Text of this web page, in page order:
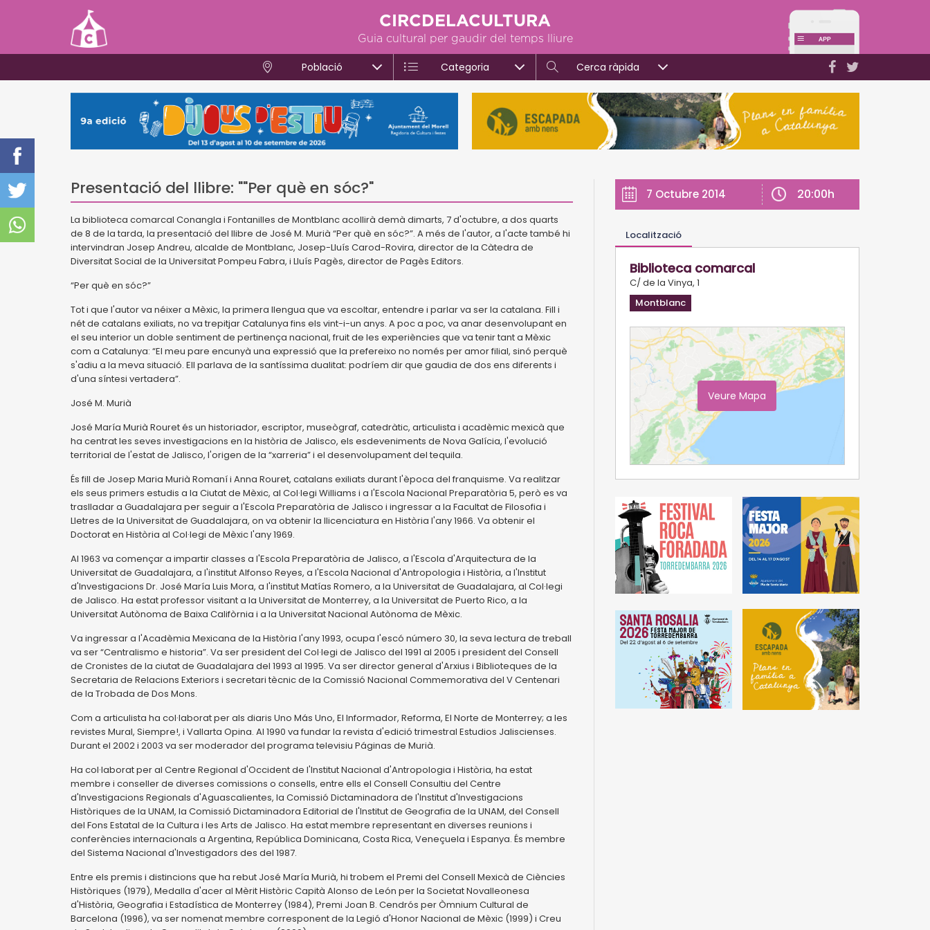
CIRCDELACULTURA
Guia cultural per gaudir del temps lliure
Població Categoria Cerca ràpida
Presentació del llibre: ""Per què en sóc?"
La biblioteca comarcal Conangla i Fontanilles de Montblanc acollirà demà dimarts, 7 d'octubre, a dos quarts
de 8 de la tarda, la presentació del llibre de José M. Murià “Per què en sóc?”. A més de l'autor, a l'acte també hi
intervindran Josep Andreu, alcalde de Montblanc, Josep-Lluís Carod-Rovira, director de la Càtedra de
Diversitat Social de la Universitat Pompeu Fabra, i Lluís Pagès, director de Pagès Editors.
“Per què en sóc?”
Tot i que l'autor va néixer a Mèxic, la primera llengua que va escoltar, entendre i parlar va ser la catalana. Fill i
nét de catalans exiliats, no va trepitjar Catalunya fins els vint-i-un anys. A poc a poc, va anar desenvolupant en
el seu interior un doble sentiment de pertinença nacional, fruit de les experiències que va tenir tant a Mèxic
com a Catalunya: “El meu pare encunyà una expressió que la prefereixo no només per amor filial, sinó perquè
s'adiu a la meva situació. Ell parlava de la santíssima dualitat: podríem dir que gaudia de dos ens diferents i
d'una síntesi vertadera”.
José M. Murià
José María Murià Rouret és un historiador, escriptor, museògraf, catedràtic, articulista i acadèmic mexicà que
ha centrat les seves investigacions en la història de Jalisco, els esdeveniments de Nova Galícia, l'evolució
territorial de l'estat de Jalisco, l'origen de la “xarreria” i el desenvolupament del tequila.
És fill de Josep Maria Murià Romaní i Anna Rouret, catalans exiliats durant l'època del franquisme. Va realitzar
els seus primers estudis a la Ciutat de Mèxic, al Col·legi Williams i a l'Escola Nacional Preparatòria 5, però es va
traslladar a Guadalajara per seguir a l'Escola Preparatòria de Jalisco i ingressar a la Facultat de Filosofia i
Lletres de la Universitat de Guadalajara, on va obtenir la llicenciatura en Història l'any 1966. Va obtenir el
Doctorat en Història al Col·legi de Mèxic l'any 1969.
Al 1963 va començar a impartir classes a l'Escola Preparatòria de Jalisco, a l'Escola d'Arquitectura de la
Universitat de Guadalajara, a l'institut Alfonso Reyes, a l'Escola Nacional d'Antropologia i Història, a l'Institut
d'Investigacions Dr. José María Luis Mora, a l'institut Matías Romero, a la Universitat de Guadalajara, al Col·legi
de Jalisco. Ha estat professor visitant a la Universitat de Monterrey, a la Universitat de Puerto Rico, a la
Universitat Autònoma de Baixa Califòrnia i a la Universitat Nacional Autònoma de Mèxic.
Va ingressar a l'Acadèmia Mexicana de la Història l'any 1993, ocupa l'escó número 30, la seva lectura de treball
va ser “Centralismo e historia”. Va ser president del Col·legi de Jalisco del 1991 al 2005 i president del Consell
de Cronistes de la ciutat de Guadalajara del 1993 al 1995. Va ser director general d'Arxius i Biblioteques de la
Secretaria de Relacions Exteriors i secretari tècnic de la Comissió Nacional Commemorativa del V Centenari
de la Trobada de Dos Mons.
Com a articulista ha col·laborat per als diaris Uno Más Uno, El Informador, Reforma, El Norte de Monterrey; a les
revistes Mural, Siempre!, i Vallarta Opina. Al 1990 va fundar la revista d'edició trimestral Estudios Jaliscienses.
Durant el 2002 i 2003 va ser moderador del programa televisiu Páginas de Murià.
Ha col·laborat per al Centre Regional d'Occident de l'Institut Nacional d'Antropologia i Història, ha estat
membre i conseller de diverses comissions o consells, entre ells el Consell Consultiu del Centre
d'Investigacions Regionals d'Aguascalientes, la Comissió Dictaminadora de l'Institut d'Investigacions
Històriques de la UNAM, la Comissió Dictaminadora Editorial de l'Institut de Geografia de la UNAM, del Consell
del Fons Estatal de la Cultura i les Arts de Jalisco. Ha estat membre representant en diverses reunions i
conferències internacionals a Argentina, República Dominicana, Costa Rica, Veneçuela i Espanya. És membre
del Sistema Nacional d'Investigadors des del 1987.
Entre els premis i distincions que ha rebut José María Murià, hi trobem el Premi del Consell Mexicà de Ciències
Històriques (1979), Medalla d'acer al Mèrit Històric Capità Alonso de León per la Societat Novalleonesa
d'Història, Geografia i Estadística de Monterrey (1984), Premi Joan B. Cendrós per Òmnium Cultural de
Barcelona (1996), va ser nomenat membre corresponent de la Legió d'Honor Nacional de Mèxic (1999) i Creu
7 Octubre 2014 20:00h
Localització
Biblioteca comarcal
C/ de la Vinya, 1
Montblanc
Veure Mapa